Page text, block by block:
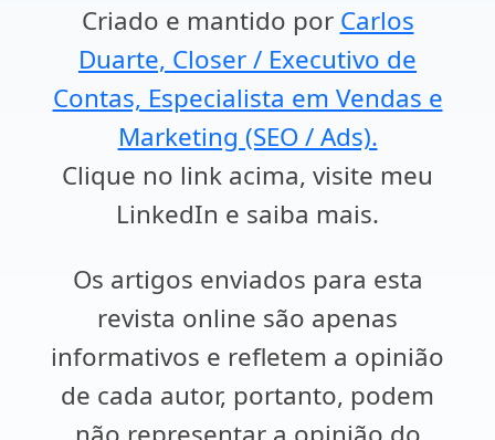
Criado e mantido por Carlos
Duarte, Closer / Executivo de
Contas, Especialista em Vendas e
Marketing (SEO / Ads).
Clique no link acima, visite meu
LinkedIn e saiba mais.
Os artigos enviados para esta
revista online são apenas
informativos e refletem a opinião
de cada autor, portanto, podem